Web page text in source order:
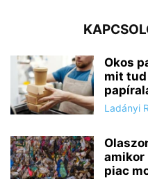
Okos
mit
Ladányi
amikor
piac